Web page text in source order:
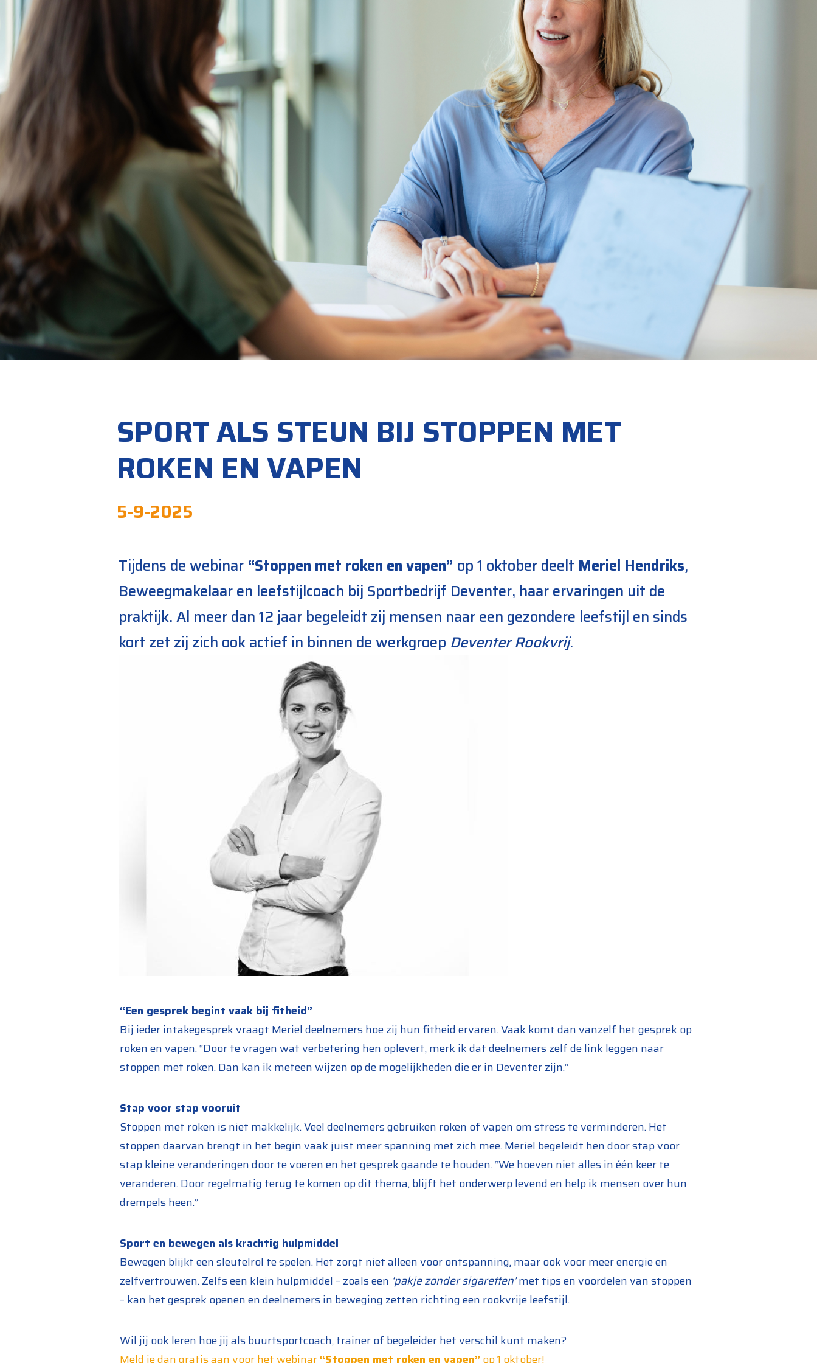
Scholingsaanbod Nieuws Partners
SPORT ALS STEUN BIJ STOPPEN MET
ROKEN EN VAPEN
5-9-2025
Tijdens de webinar “Stoppen met roken en vapen” op 1 oktober deelt Meriel Hendriks,
Beweegmakelaar en leefstijlcoach bij Sportbedrijf Deventer, haar ervaringen uit de
praktijk. Al meer dan 12 jaar begeleidt zij mensen naar een gezondere leefstijl en sinds
kort zet zij zich ook actief in binnen de werkgroep Deventer Rookvrij.
“Een gesprek begint vaak bij fitheid”
Bij ieder intakegesprek vraagt Meriel deelnemers hoe zij hun fitheid ervaren. Vaak komt dan vanzelf het gesprek op
roken en vapen. “Door te vragen wat verbetering hen oplevert, merk ik dat deelnemers zelf de link leggen naar
stoppen met roken. Dan kan ik meteen wijzen op de mogelijkheden die er in Deventer zijn.”
Stap voor stap vooruit
Stoppen met roken is niet makkelijk. Veel deelnemers gebruiken roken of vapen om stress te verminderen. Het
stoppen daarvan brengt in het begin vaak juist meer spanning met zich mee. Meriel begeleidt hen door stap voor
stap kleine veranderingen door te voeren en het gesprek gaande te houden. “We hoeven niet alles in één keer te
veranderen. Door regelmatig terug te komen op dit thema, blijft het onderwerp levend en help ik mensen over hun
drempels heen.”
Sport en bewegen als krachtig hulpmiddel
Bewegen blijkt een sleutelrol te spelen. Het zorgt niet alleen voor ontspanning, maar ook voor meer energie en
zelfvertrouwen. Zelfs een klein hulpmiddel – zoals een ‘pakje zonder sigaretten’met tips en voordelen van stoppen
– kan het gesprek openen en deelnemers in beweging zetten richting een rookvrije leefstijl.
Wil jij ook leren hoe jij als buurtsportcoach, trainer of begeleider het verschil kunt maken?
Meld je dan gratis aan voor het webinar“Stoppen met roken en vapen” op 1 oktober!